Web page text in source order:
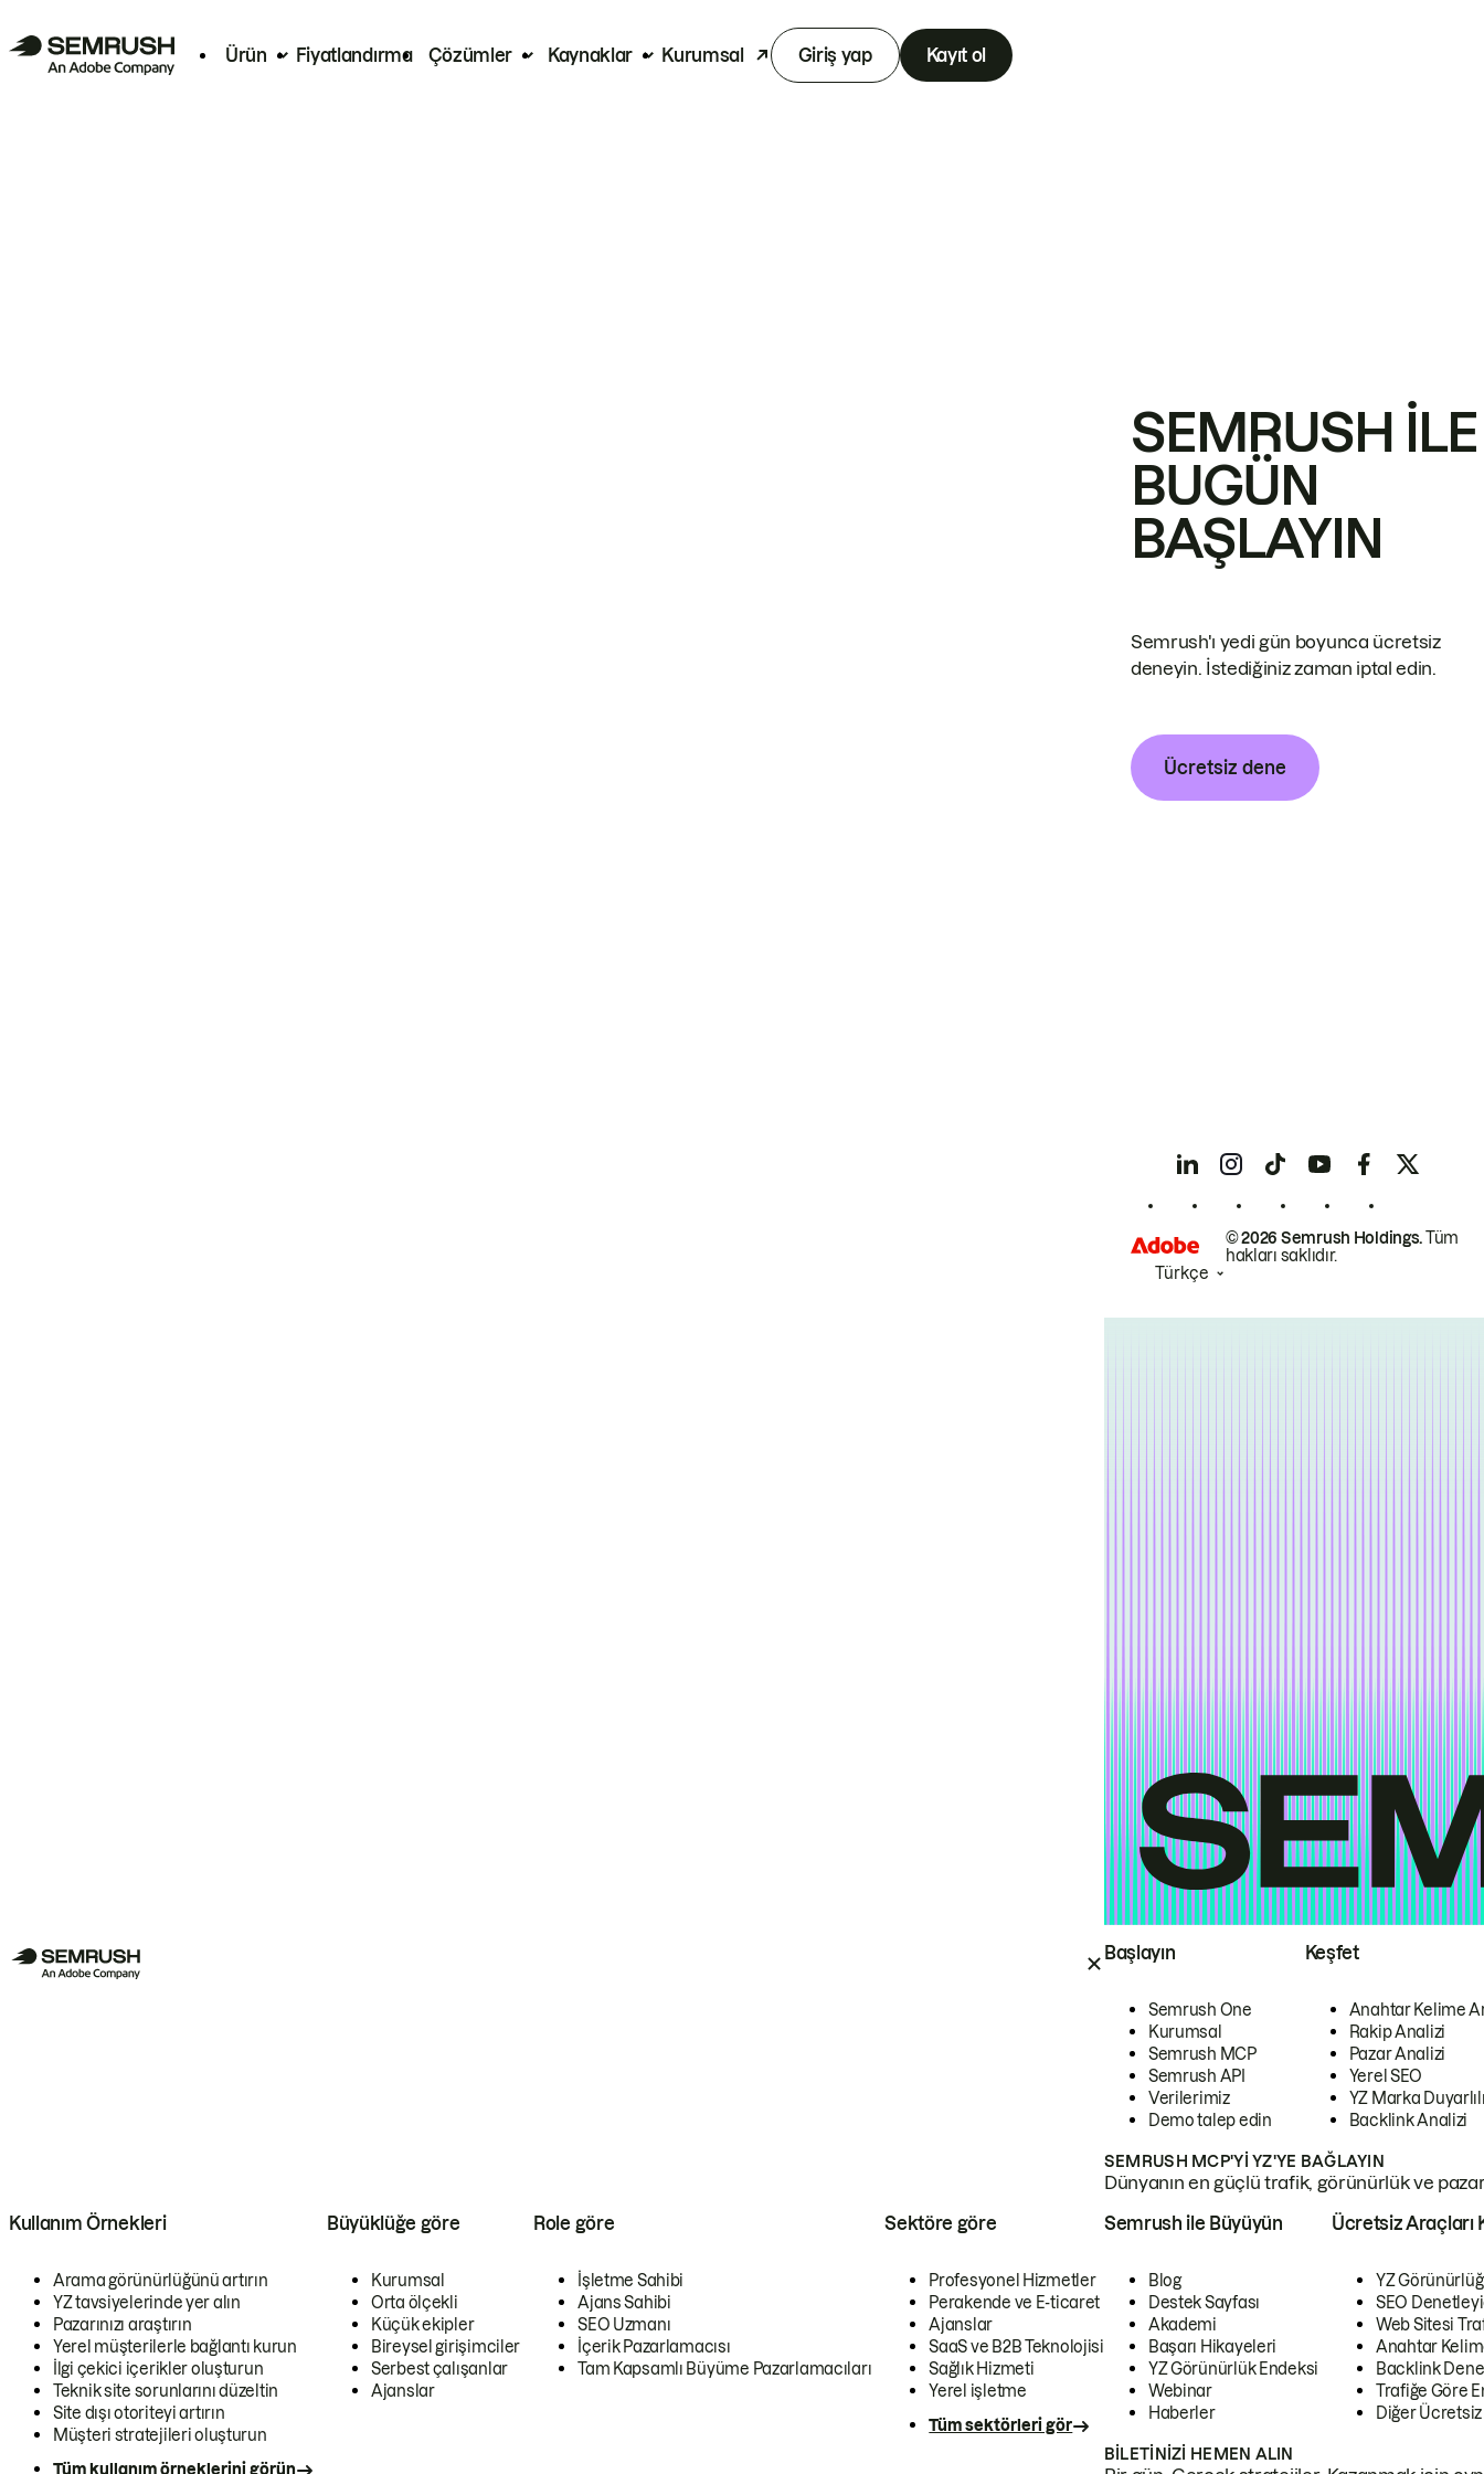
Ürün Fiyatlandırma Çözümler Kaynaklar Kurumsal Giriş yap Kayıt ol
Başlayın
Semrush One
Kurumsal
Semrush MCP
Semrush API
Verilerimiz
Demo talep edin
Keşfet
Anahtar Kelime
Rakip Analizi
Pazar Analizi
Yerel SEO
YZ Marka
Backlink Analizi
SEMRUSH MCP'YI YZ'YE BAĞLAYIN
Dünyanın en güçlü trafik, görünürlük ve
Kullanım Örnekleri
Arama görünürlüğünü artırın
YZ tavsiyelerinde yer alın
Pazarınızı araştırın
Yerel müşterilerle bağlantı kurun
İlgi çekici içerikler oluşturun
Teknik site sorunlarını düzeltin
Site dışı otoriteyi artırın
Müşteri stratejileri oluşturun
Tüm kullanım örneklerini görün
Büyüklüğe göre
Kurumsal
Orta ölçekli
Küçük ekipler
Bireysel girişimciler
Serbest çalışanlar
Ajanslar
Role göre
İşletme Sahibi
Ajans Sahibi
SEO Uzmanı
İçerik Pazarlamacısı
Tam Kapsamlı Büyüme Pazarlamacıları
Sektöre göre
Profesyonel Hizmetler
Perakende ve E-ticaret
Ajanslar
SaaS ve B2B Teknolojisi
Sağlık Hizmeti
Yerel işletme
Tüm sektörleri gör
Semrush ile Büyüyün
Blog
Destek Sayfası
Akademi
Başarı Hikayeleri
YZ Görünürlük Endeksi
Webinar
Haberler
Ücretsiz Araçları
YZ
SEO
Web Sitesi
Anahtar
Backlink
Trafiğe Göre
Diğer
BILETINIZI HEMEN ALIN
SEMRUSH ILE
BUGÜN
BAŞLAYIN
Semrush'ı yedi gün boyunca ücretsiz
deneyin. İstediğiniz zaman iptal edin.
Ücretsiz dene
© 2026 Semrush Holdings.Tüm
hakları saklıdır.
Türkçe